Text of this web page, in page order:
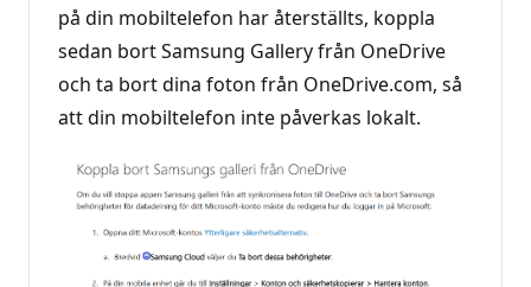
på din mobiltelefon har återställts, koppla
sedan bort Samsung Gallery från OneDrive
och ta bort dina foton från OneDrive.com, så
att din mobiltelefon inte påverkas lokalt.